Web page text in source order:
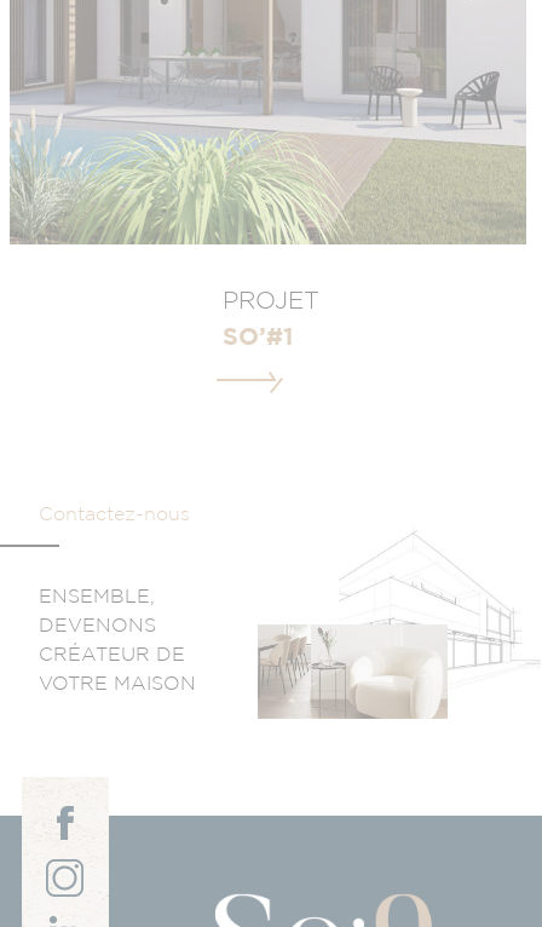
PROJET
SO’#1
Contactez-nous
ENSEMBLE,
DEVENONS
CRÉATEUR DE
VOTRE MAISON